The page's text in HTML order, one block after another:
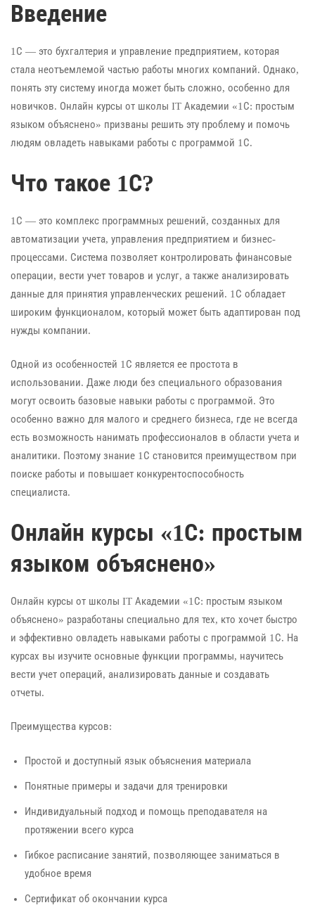
Введение
1С — это бухгалтерия и управление предприятием, которая
стала неотъемлемой частью работы многих компаний. Однако,
понять эту систему иногда может быть сложно, особенно для
новичков. Онлайн курсы от школы IT Академии «1С: простым
языком объяснено» призваны решить эту проблему и помочь
людям овладеть навыками работы с программой 1С.
Что такое 1С?
1С — это комплекс программных решений, созданных для
автоматизации учета, управления предприятием и бизнес-
процессами. Система позволяет контролировать финансовые
операции, вести учет товаров и услуг, а также анализировать
данные для принятия управленческих решений. 1С обладает
широким функционалом, который может быть адаптирован под
нужды компании.
Одной из особенностей 1С является ее простота в
использовании. Даже люди без специального образования
могут освоить базовые навыки работы с программой. Это
особенно важно для малого и среднего бизнеса, где не всегда
есть возможность нанимать профессионалов в области учета и
аналитики. Поэтому знание 1С становится преимуществом при
поиске работы и повышает конкурентоспособность
специалиста.
Онлайн курсы «1С: простым
языком объяснено»
Онлайн курсы от школы IT Академии «1С: простым языком
объяснено» разработаны специально для тех, кто хочет быстро
и эффективно овладеть навыками работы с программой 1С. На
курсах вы изучите основные функции программы, научитесь
вести учет операций, анализировать данные и создавать
отчеты.
Преимущества курсов:
Простой и доступный язык объяснения материала
Понятные примеры и задачи для тренировки
Индивидуальный подход и помощь преподавателя на
протяжении всего курса
Гибкое расписание занятий, позволяющее заниматься в
удобное время
Сертификат об окончании курса